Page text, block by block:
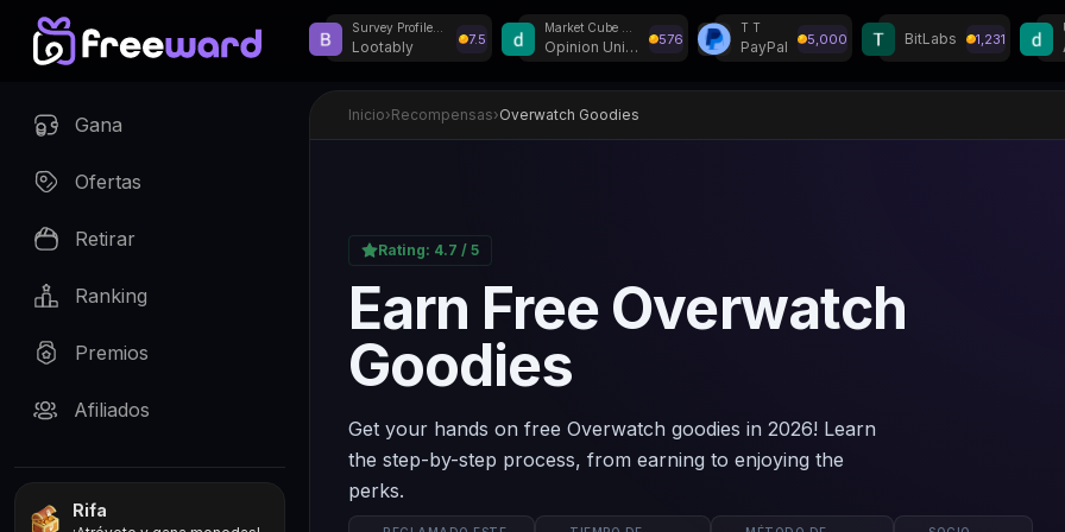
Lootably 7.5 Opinion Universe 576
T T
PayPal 5,000 BitLabs 1,231
Gana
Ofertas
Retirar
Ranking
Premios
Afiliados
Rifa
Inicio›Recompensas›Overwatch Goodies
Rating: 4.7 / 5
Earn Free Overwatch
Goodies
Get your hands on free Overwatch goodies in 2026! Learn
the step-by-step process, from earning to enjoying the
perks.